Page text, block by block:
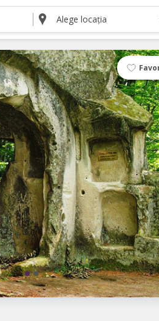
Alege locația
DESPRE
Despre noi
Termeni și
Termeni și
Politica de
Politica cookie